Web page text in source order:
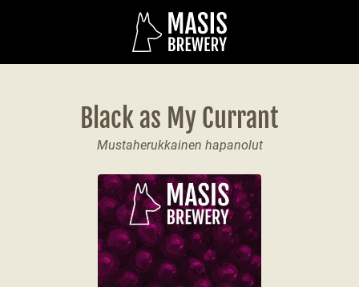
Black as My Currant
Mustaherukkainen hapanolut